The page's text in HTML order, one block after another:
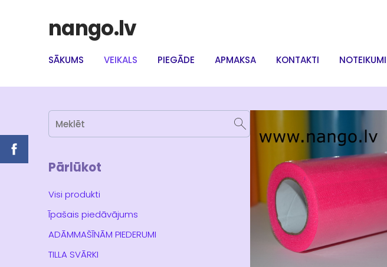
nango.lv
SĀKUMS VEIKALS PIEGĀDE APMAKSA KONTAKTI NOTEIKUMI
Pārlūkot
Visi produkti
Īpašais piedāvājums
ADĀMMAŠĪNĀM PIEDERUMI
TILLA SVĀRKI